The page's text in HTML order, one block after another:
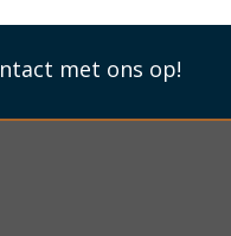
Vaja Folio Leather
met ons op!